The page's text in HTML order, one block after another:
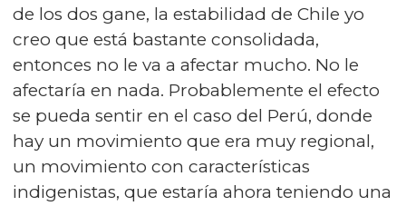
de los dos gane, la estabilidad de Chile yo
creo que está bastante consolidada,
entonces no le va a afectar mucho. No le
afectaría en nada. Probablemente el efecto
se pueda sentir en el caso del Perú, donde
hay un movimiento que era muy regional,
un movimiento con características
indigenistas, que estaría ahora teniendo una